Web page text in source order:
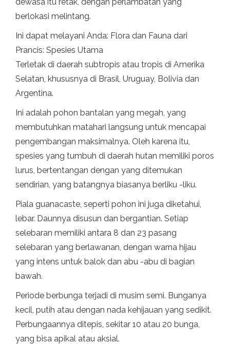
berlokasi melintang.
Ini dapat melayani Anda: Flora dan Fauna dari
Prancis: Spesies Utama
Terletak di daerah subtropis atau tropis di Amerika
Selatan, khususnya di Brasil, Uruguay, Bolivia dan
Argentina.
Ini adalah pohon bantalan yang megah, yang
membutuhkan matahari langsung untuk mencapai
pengembangan maksimalnya. Oleh karena itu,
spesies yang tumbuh di daerah hutan memiliki poros
lurus, bertentangan dengan yang ditemukan
sendirian, yang batangnya biasanya berliku -liku.
Piala guanacaste, seperti pohon ini juga diketahui,
lebar. Daunnya disusun dan bergantian. Setiap
selebaran memiliki antara 8 dan 23 pasang
selebaran yang berlawanan, dengan warna hijau
yang intens untuk balok dan abu -abu di bagian
bawah.
Periode berbunga terjadi di musim semi. Bunganya
kecil, putih atau dengan nada kehijauan yang sedikit.
Perbungaannya ditepis, sekitar 10 atau 20 bunga,
yang bisa apikal atau aksial.